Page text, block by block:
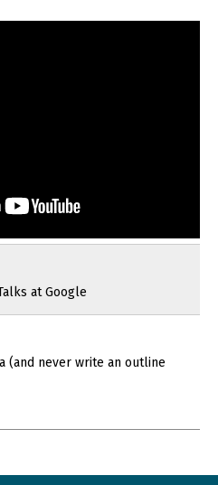
at Google
(and never write an outline